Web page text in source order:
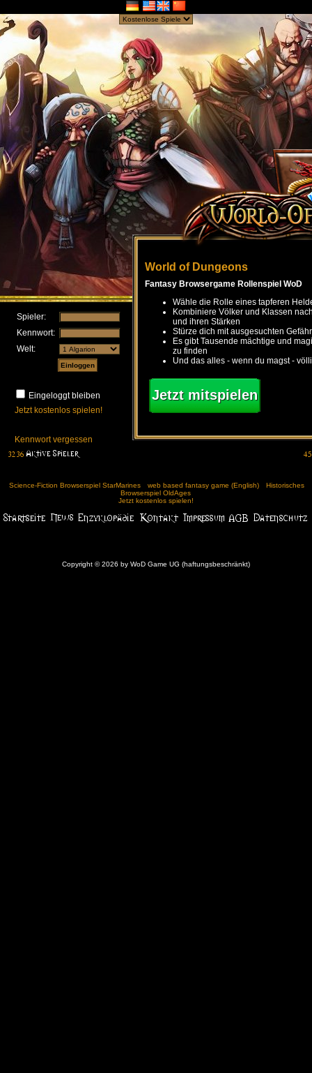
Spieler:
Kennwort:
Welt:
Eingeloggt bleiben
Jetzt kostenlos spielen!
Kennwort vergessen
World of Dungeons
Fantasy Browsergame Rollenspiel WoD
Wähle die Rolle eines tapferen
Kombiniere Völker und Klassen
und ihren Stärken
Stürze dich mit ausgesuchten
Es gibt Tausende mächtige und
zu finden
Und das alles - wenn du magst -
Jetzt mitspielen
Science-Fiction Browserspiel StarMarines web based fantasy game (English)
Historisches
Browserspiel OldAges
Jetzt kostenlos spielen!
Copyright © 2026 by WoD Game UG (haftungsbeschränkt)